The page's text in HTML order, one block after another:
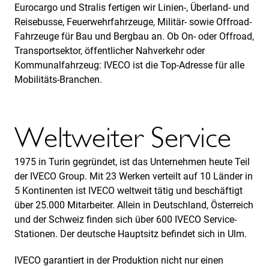
Eurocargo und Stralis fertigen wir Linien-, Überland- und
Reisebusse, Feuerwehrfahrzeuge, Militär- sowie Offroad-
Fahrzeuge für Bau und Bergbau an. Ob On- oder Offroad,
Transportsektor, öffentlicher Nahverkehr oder
Kommunalfahrzeug: IVECO ist die Top-Adresse für alle
Mobilitäts-Branchen.
Weltweiter Service
1975 in Turin gegründet, ist das Unternehmen heute Teil
der IVECO Group. Mit 23 Werken verteilt auf 10 Länder in
5 Kontinenten ist IVECO weltweit tätig und beschäftigt
über 25.000 Mitarbeiter. Allein in Deutschland, Österreich
und der Schweiz finden sich über 600 IVECO Service-
Stationen. Der deutsche Hauptsitz befindet sich in Ulm.
IVECO garantiert in der Produktion nicht nur einen